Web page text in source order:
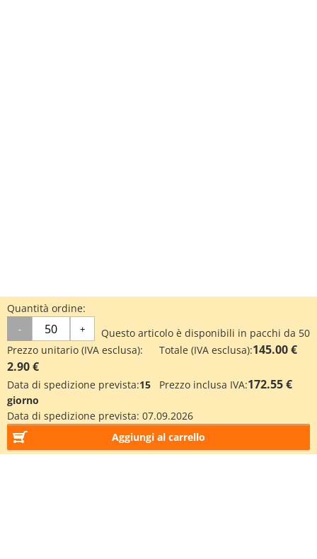
Quantità ordine:
- +
Questo articolo è disponibili in pacchi da 50
Prezzo unitario (IVA esclusa):
2.90 €
Totale (IVA esclusa):145.00 €
Data di spedizione prevista:15
giorno
Prezzo inclusa IVA:172.55 €
Data di spedizione prevista: 07.09.2026
Aggiungi al carrello